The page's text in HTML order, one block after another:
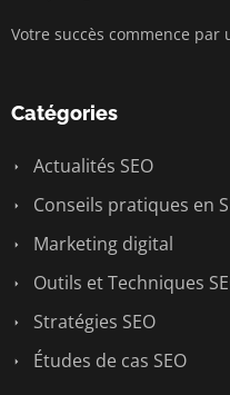
Votre succès commence
Catégories
Actualités SEO
Conseils pratiques en
Marketing digital
Outils et Techniques
Stratégies SEO
Études de cas SEO